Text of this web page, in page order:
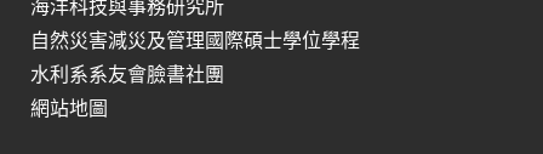
海洋科技與事務研究所
自然災害減災及管理國際碩士學位學程
水利系系友會臉書社團
網站地圖